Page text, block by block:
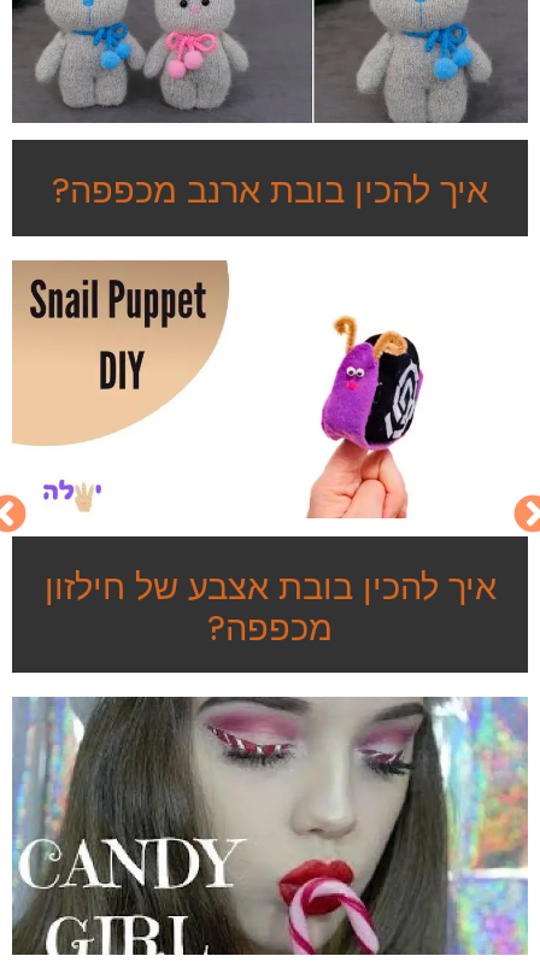
איך להכין בובת ארנב מכפפה?
איך להכין בובת אצבע של חילזון
מכפפה?